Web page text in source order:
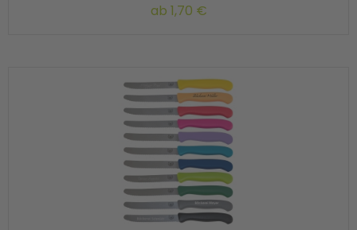
ab 1,70 €